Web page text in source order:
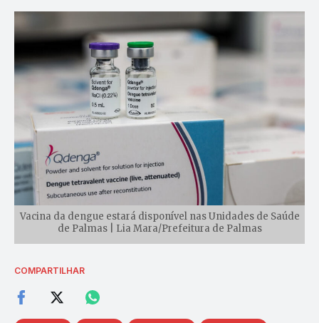
Vacina da dengue estará disponível nas Unidades de Saúde
de Palmas | Lia Mara/Prefeitura de Palmas
COMPARTILHAR